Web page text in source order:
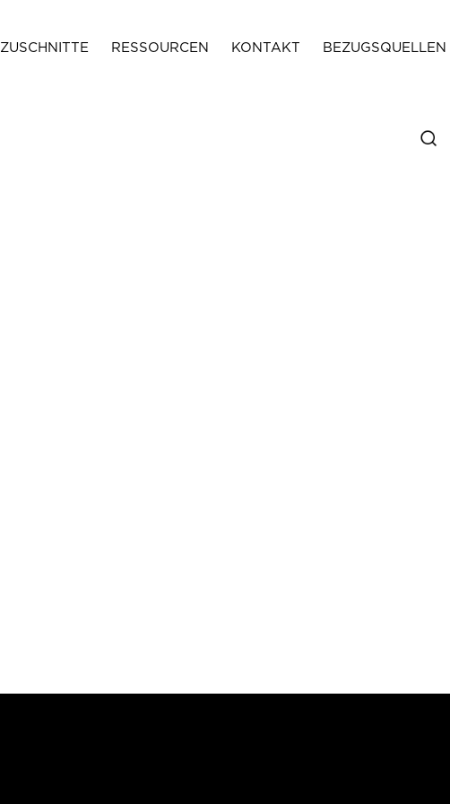
ZUSCHNITTE RESSOURCEN KONTAKT BEZUGSQUELLEN